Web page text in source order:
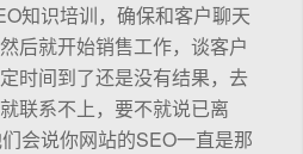
知识培训，确保和客户聊天
后就开始销售工作，谈客户
时间到了还是没有结果，去
联系不上，要不就说已离
会说你网站的SEO一直是那